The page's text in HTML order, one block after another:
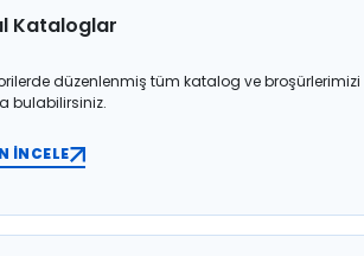
Kataloglar
düzenlenmiş tüm katalog ve broşürlerimizi
bulabilirsiniz.
İNCELE